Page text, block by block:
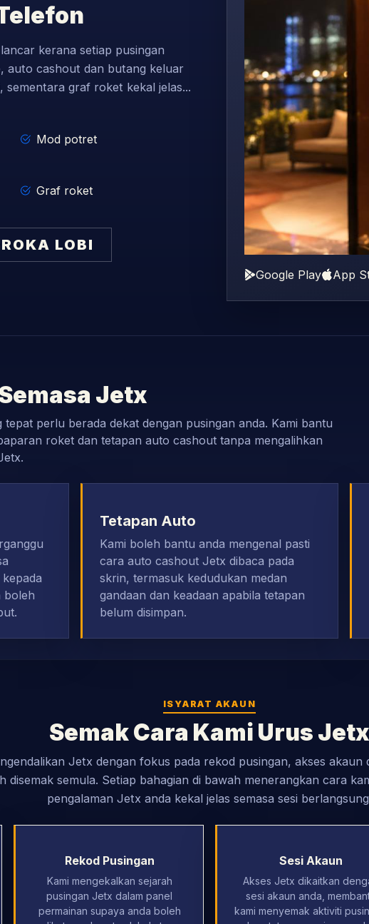
kerana setiap pusingan
auto cashout dan butang keluar
sementara graf roket kekal jelas...
Mod potret
Graf roket
LOBI
Google Play App
Jetx
perlu berada dekat dengan pusingan anda. Kami bantu
roket dan tetapan auto cashout tanpa mengalihkan
boleh
Tetapan Auto
Kami boleh bantu anda mengenal pasti
cara auto cashout Jetx dibaca pada
skrin, termasuk kedudukan medan
gandaan dan keadaan apabila tetapan
belum disimpan.
ISYARAT AKAUN
Semak Cara Kami Urus Jetx
Jetx dengan fokus pada rekod pusingan, akses akaun
disemak semula. Setiap bahagian di bawah menerangkan cara
pengalaman Jetx anda kekal jelas semasa sesi
Rekod Pusingan
Kami mengekalkan sejarah
pusingan Jetx dalam panel
permainan supaya anda boleh
Sesi Akaun
Akses Jetx dikaitkan
sesi akaun anda,
kami menyemak aktiviti